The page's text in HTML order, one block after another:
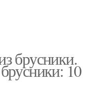
брусники.
10